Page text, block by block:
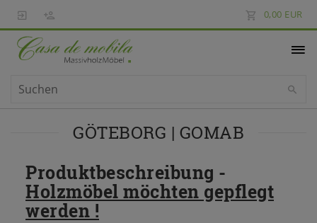
0,00 EUR
GÖTEBORG | GOMAB
Produktbeschreibung -
Holzmöbel möchten gepflegt
werden !